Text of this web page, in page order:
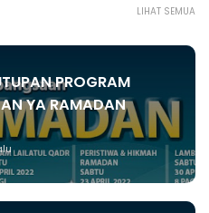
LIHAT SEMUA
PROGRAM
YA RAMADAN